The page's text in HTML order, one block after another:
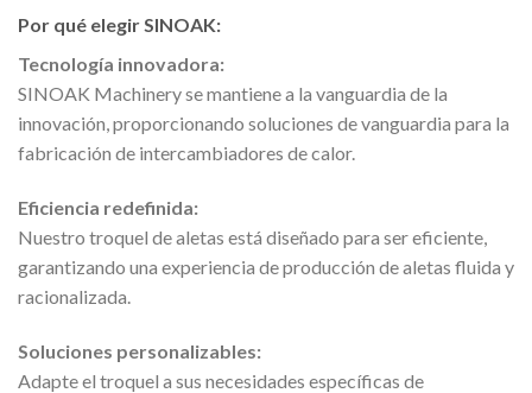
Por qué elegir SINOAK:
Tecnología innovadora:
SINOAK Machinery se mantiene a la vanguardia de la
innovación, proporcionando soluciones de vanguardia para la
fabricación de intercambiadores de calor.
Eficiencia redefinida:
Nuestro troquel de aletas está diseñado para ser eficiente,
garantizando una experiencia de producción de aletas fluida y
racionalizada.
Soluciones personalizables:
Adapte el troquel a sus necesidades específicas de